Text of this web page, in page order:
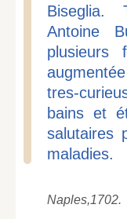
Biseglia.
Antoine
plusieurs
tres-
bains et
salutaires
maladies.
Naples,1702.